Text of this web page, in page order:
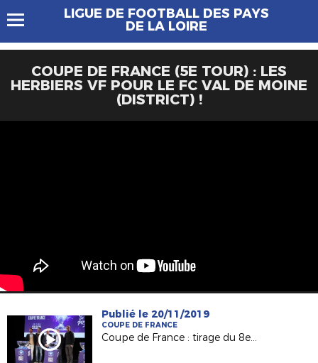
LIGUE DE FOOTBALL DES PAYS
DE LA LOIRE
COUPE DE FRANCE (5E TOUR) : LES
HERBIERS VF POUR LE FC VAL DE MOINE
(DISTRICT) !
Publié le 20/11/2019
COUPE DE FRANCE
Coupe de France : tirage du 8e tour en direct !